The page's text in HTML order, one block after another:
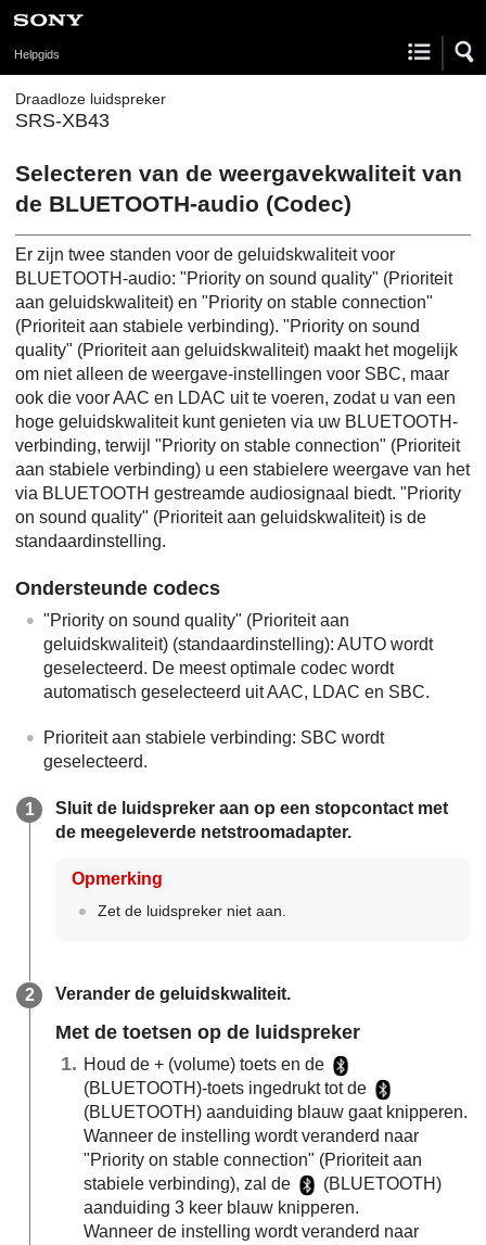
Helpgids
Draadloze luidspreker
SRS-XB43
Selecteren van de weergavekwaliteit van
de BLUETOOTH-audio (Codec)
Er zijn twee standen voor de geluidskwaliteit voor
BLUETOOTH-audio: "Priority on sound quality" (Prioriteit
aan geluidskwaliteit) en "Priority on stable connection"
(Prioriteit aan stabiele verbinding). "Priority on sound
quality" (Prioriteit aan geluidskwaliteit) maakt het mogelijk
om niet alleen de weergave-instellingen voor SBC, maar
ook die voor AAC en LDAC uit te voeren, zodat u van een
hoge geluidskwaliteit kunt genieten via uw BLUETOOTH-
verbinding, terwijl "Priority on stable connection" (Prioriteit
aan stabiele verbinding) u een stabielere weergave van het
via BLUETOOTH gestreamde audiosignaal biedt. "Priority
on sound quality" (Prioriteit aan geluidskwaliteit) is de
standaardinstelling.
Ondersteunde codecs
"Priority on sound quality" (Prioriteit aan
geluidskwaliteit) (standaardinstelling): AUTO wordt
geselecteerd. De meest optimale codec wordt
automatisch geselecteerd uit AAC, LDAC en SBC.
Prioriteit aan stabiele verbinding: SBC wordt
geselecteerd.
Sluit de luidspreker aan op een stopcontact met
de meegeleverde netstroomadapter.
Opmerking
Zet de luidspreker niet aan.
Verander de geluidskwaliteit.
Met de toetsen op de luidspreker
Houd de + (volume) toets en de
(BLUETOOTH)-toets ingedrukt tot de
(BLUETOOTH) aanduiding blauw gaat knipperen.
Wanneer de instelling wordt veranderd naar
"Priority on stable connection" (Prioriteit aan
stabiele verbinding), zal de
(BLUETOOTH)
aanduiding 3 keer blauw knipperen.
Wanneer de instelling wordt veranderd naar